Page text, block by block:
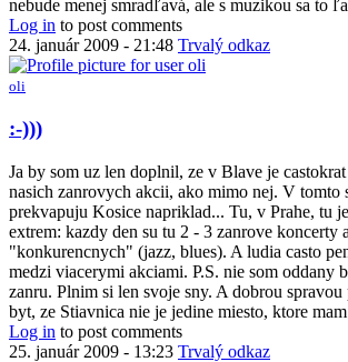
nebude menej smradľavá, ale s muzikou sa to
Log in to post comments
24. január 2009 - 21:48 Trvalý odkaz
oli
In
reply
to
Stavnica
by
Kremienok
:-)))
Ja by som uz len doplnil, ze v Blave je
nasich zanrovych akcii, ako mimo nej. V tomto
prekvapuju Kosice napriklad... Tu, v Prahe, tu
extrem: kazdy den su tu 2 - 3 zanrove koncerty
"konkurencnych" (jazz, blues). A ludia casto
medzi viacerymi akciami. P.S. nie som oddany
zanru. Plnim si len svoje sny. A dobrou
byt, ze Stiavnica nie je jedine miesto, ktore
Log in to post comments
25. január 2009 - 13:23 Trvalý odkaz